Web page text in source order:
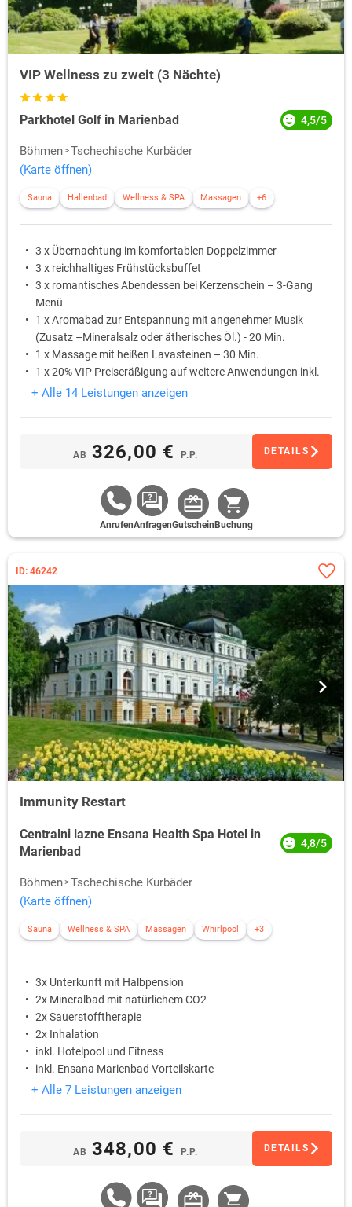
VIP Wellness zu zweit (3 Nächte)
Parkhotel Golf in Marienbad 4,5/5
Böhmen Tschechische Kurbäder
(Karte öffnen)
Sauna Hallenbad Wellness & SPA Massagen +6
3 x Übernachtung im komfortablen Doppelzimmer
3 x reichhaltiges Frühstücksbuffet
3 x romantisches Abendessen bei Kerzenschein – 3-Gang
Menü
1 x Aromabad zur Entspannung mit angenehmer Musik
(Zusatz –Mineralsalz oder ätherisches Öl.) - 20 Min.
1 x Massage mit heißen Lavasteinen – 30 Min.
1 x 20% VIP Preiseräßigung auf weitere Anwendungen inkl.
Sauna
+ Alle 14 Leistungen anzeigen
AB 326,00 € P.P. DETAILS
AnrufenAnfragenGutschein Buchung
ID: 46242
Immunity Restart
Centralni lazne Ensana Health Spa Hotel in
Marienbad
4,8/5
Böhmen Tschechische Kurbäder
(Karte öffnen)
Sauna Wellness & SPA Massagen Whirlpool +3
3x Unterkunft mit Halbpension
2x Mineralbad mit natürlichem CO2
2x Sauerstofftherapie
2x Inhalation
inkl. Hotelpool und Fitness
inkl. Ensana Marienbad Vorteilskarte
+ Alle 7 Leistungen anzeigen
AB 348,00 € P.P. DETAILS